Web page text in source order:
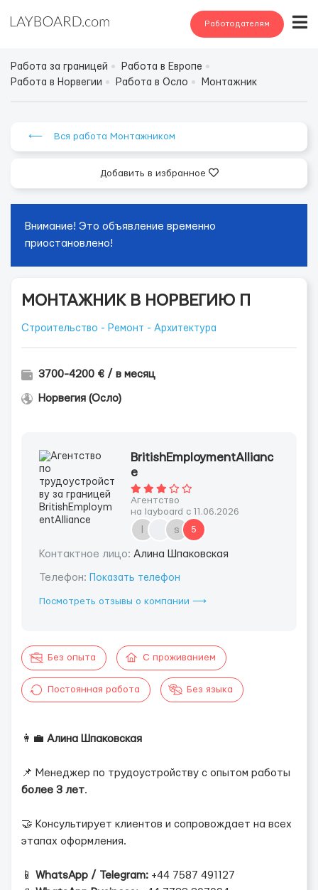
Работодателям
Работа за границей
Работа в Европе
Работа в Норвегии
Работа в Осло Монтажник
⟵ Вся работа Монтажником
Добавить в избранное
Внимание! Это объявление временно
приостановлено!
МОНТАЖНИК В НОРВЕГИЮ П
Строительство - Ремонт - Архитектура
3700-4200 € / в месяц
Норвегия (Осло)
BritishEmploymentAllianc
e
Агентство
на layboard с 11.06.2026
s 5
Контактное лицо: Алина Шпаковская
Телефон: Показать телефон
Посмотреть отзывы о компании ⟶
Без опыта С проживанием
Постоянная работа Без языка
👩‍💼 Алина Шпаковская
📌 Менеджер по трудоустройству с опытом работы
более 3 лет.
🤝 Консультирует клиентов и сопровождает на всех
этапах оформления.
📱 WhatsApp / Telegram: +44 7587 491127